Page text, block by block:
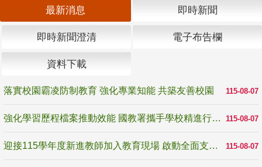
最新消息 即時新聞
即時新聞澄清 電子布告欄
資料下載
115-08-07
落實校園霸凌防制教育 強化專業知能 共築友善校園
115-08-07
強化學習歷程檔案推動效能 國教署攜手學校精進行政與教學支持
115-08-07
迎接115學年度新進教師加入教育現場 啟動全面支持陪伴